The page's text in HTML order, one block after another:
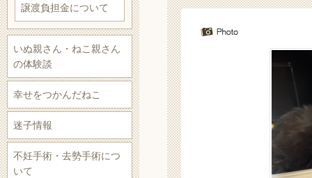
譲渡負担金について
いぬ親さん・ねこ親さん
の体験談
幸せをつかんだねこ
迷子情報
不妊手術・去勢手術につ
いて